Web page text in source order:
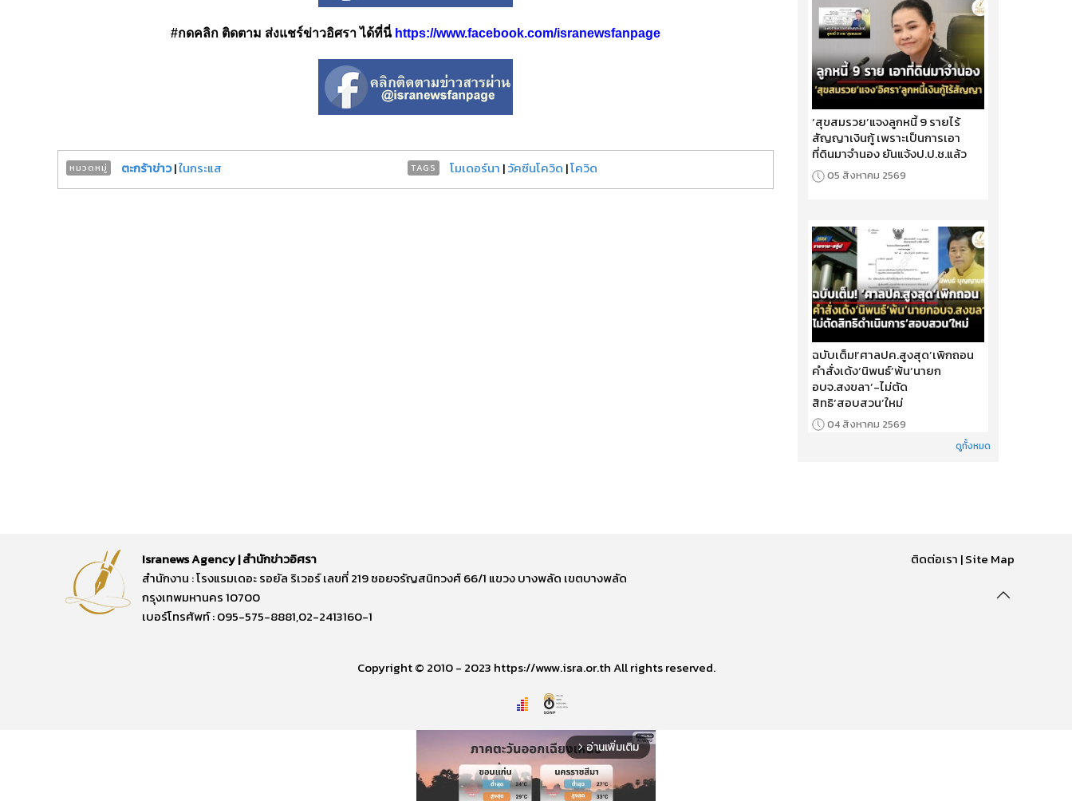
#กดคลิก ติดตาม ส่งแชร์ข่าวอิศรา ได้ที่นี่ https://www.facebook.com/isranewsfanpage
หมวดหมู่ ตะกร้าข่าว|ในกระแส TAGS โมเดอร์นา |วัคซีนโควิด |โควิด
‘สุขสมรวย’แจงลูกหนี้ 9 รายไร้
สัญญาเงินกู้ เพราะเป็นการเอา
ที่ดินมาจำนอง ยันแจ้งป.ป.ช.แล้ว
05 สิงหาคม 2569
ฉบับเต็ม!‘ศาลปค.สูงสุด’เพิกถอน
คำสั่งเด้ง‘นิพนธ์’พ้น‘นายก
อบจ.สงขลา’-ไม่ตัด
สิทธิ‘สอบสวน’ใหม่
04 สิงหาคม 2569
ดูทั้งหมด
Isranews Agency | สำนักข่าวอิศรา
สำนักงาน : โรงแรมเดอะ รอยัล ริเวอร์ เลขที่ 219 ซอยจรัญสนิทวงศ์ 66/1 แขวง บางพลัด เขตบางพลัด
กรุงเทพมหานคร 10700
เบอร์โทรศัพท์ : 095-575-8881,02-2413160-1
ติดต่อเรา |Site Map
Copyright © 2010 - 2023 https://www.isra.or.th All rights reserved.
arrow_forward_ios อ่านเพิ่มเติม